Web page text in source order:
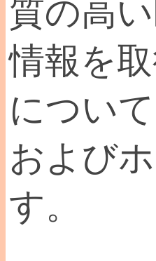
質の高
情報を
につい
および
す。